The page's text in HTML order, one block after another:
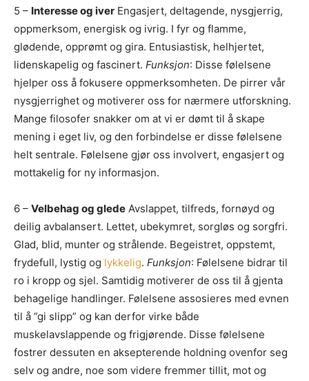
5 – Interesse og iver Engasjert, deltagende, nysgjerrig,
oppmerksom, energisk og ivrig. I fyr og flamme,
glødende, opprømt og gira. Entusiastisk, helhjertet,
lidenskapelig og fascinert. Funksjon: Disse følelsene
hjelper oss å fokusere oppmerksomheten. De pirrer vår
nysgjerrighet og motiverer oss for nærmere utforskning.
Mange filosofer snakker om at vi er dømt til å skape
mening i eget liv, og den forbindelse er disse følelsene
helt sentrale. Følelsene gjør oss involvert, engasjert og
mottakelig for ny informasjon.
6 – Velbehag og glede Avslappet, tilfreds, fornøyd og
deilig avbalansert. Lettet, ubekymret, sorgløs og sorgfri.
Glad, blid, munter og strålende. Begeistret, oppstemt,
frydefull, lystig og lykkelig. Funksjon: Følelsene bidrar til
ro i kropp og sjel. Samtidig motiverer de oss til å gjenta
behagelige handlinger. Følelsene assosieres med evnen
til å ”gi slipp” og kan derfor virke både
muskelavslappende og frigjørende. Disse følelsene
fostrer dessuten en aksepterende holdning ovenfor seg
selv og andre, noe som videre fremmer tillit, mot og